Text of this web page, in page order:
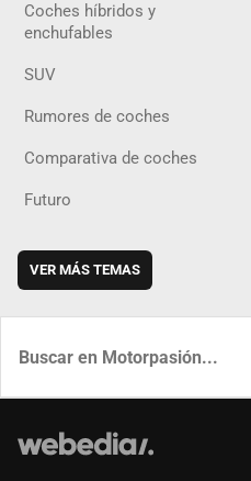
Coches híbridos y
enchufables
SUV
Rumores de coches
Comparativa de coches
Futuro
VER MÁS TEMAS